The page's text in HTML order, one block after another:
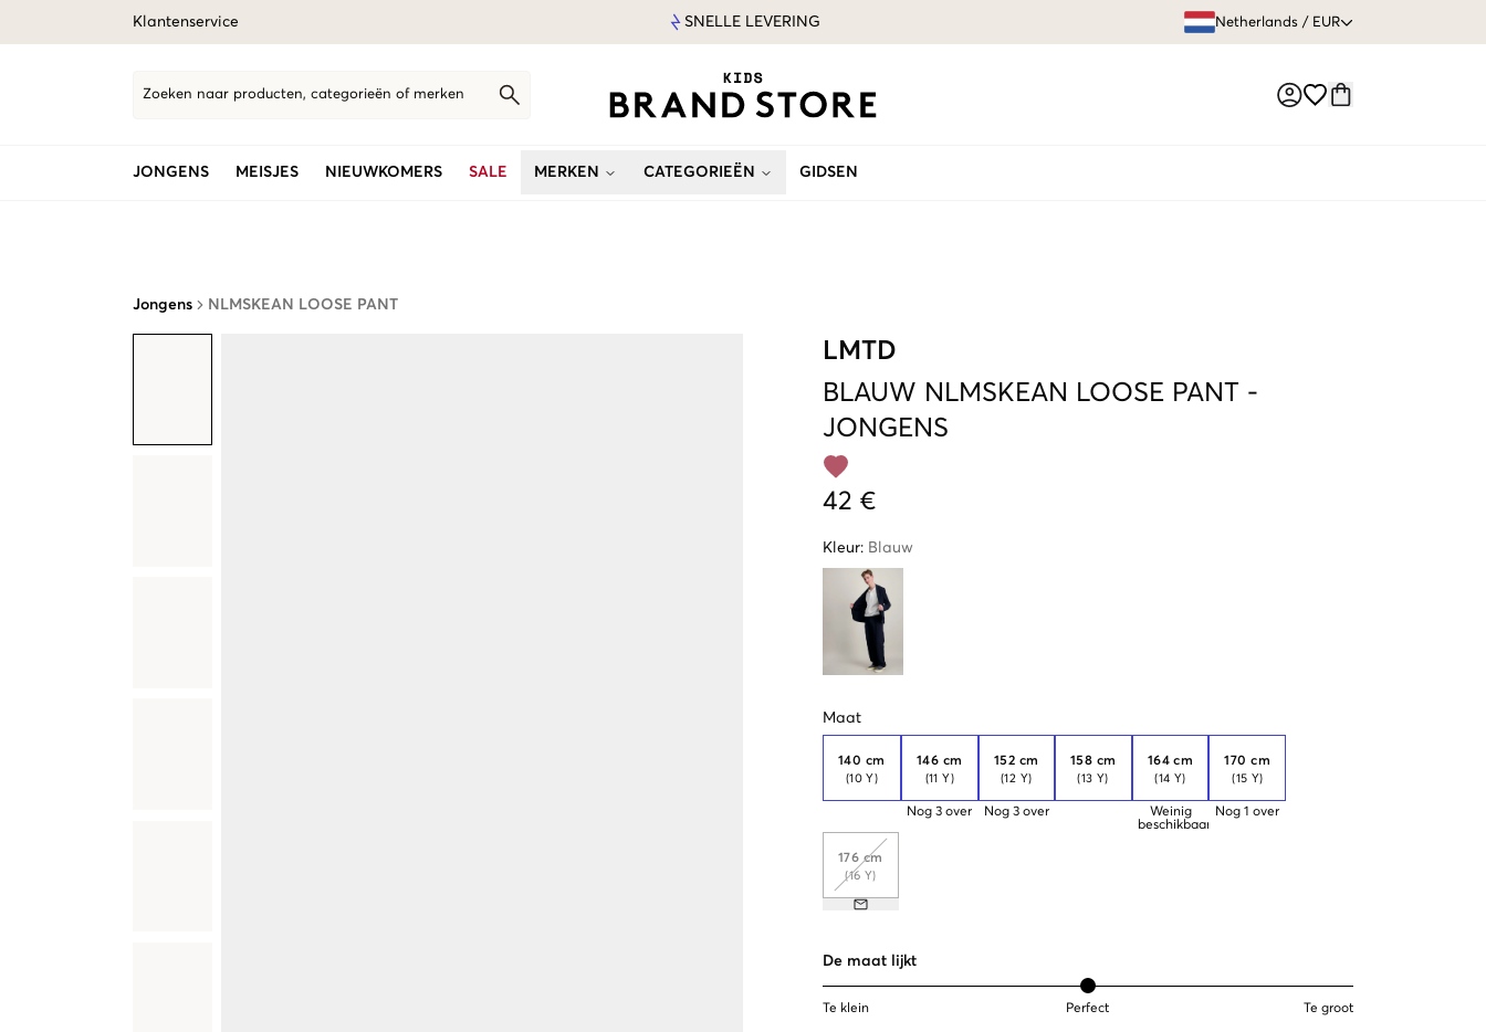
Klantenservice SNELLE LEVERING Netherlands / EUR
Zoeken naar producten, categorieën of merken
JONGENS MEISJES NIEUWKOMERS SALE MERKEN CATEGORIEËN GIDSEN
Jongens NLMSKEAN LOOSE PANT
LMTD
BLAUW NLMSKEAN LOOSE PANT -
JONGENS
42 €
Kleur: Blauw
Maat
140 cm
(10 Y)
146 cm
(11 Y)
Nog 3 over
152 cm
(12 Y)
Nog 3 over
158 cm
(13 Y)
164 cm
(14 Y)
Weinig
beschikbaar
170 cm
(15 Y)
Nog 1 over
176 cm
(16 Y)
De maat lijkt
Te klein Perfect Te groot